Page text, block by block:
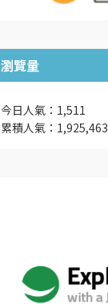
瀏覽量
今日人氣：1,511
累積人氣：1,925,463